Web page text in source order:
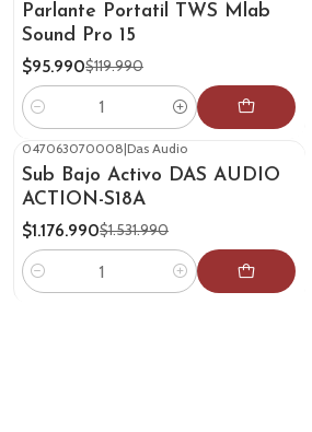
Parlante Portatil TWS Mlab
Sound Pro 15
$95.990$119.990
Cantidad
-23%OFF
047063070008|Das Audio
Sub Bajo Activo DAS AUDIO
ACTION-S18A
$1.176.990$1.531.990
Cantidad